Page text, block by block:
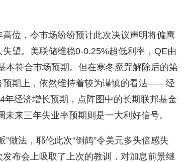
位，令市场纷纷预计此次决议声明将偏鹰
望。美联储维稳0-0.25%超低利率，QE由
本符合市场预期。但在寒冬魔咒解除后的第
预期上，依然维持着较为谨慎的看法——经
经济增长预期，点阵图中的长期联邦基金
来三年失业率预期则是一大利好信号。
做法，耶伦此次“倒鸽”令美元多头倍感失
布会上吸取了上次的教训，对加息前景继